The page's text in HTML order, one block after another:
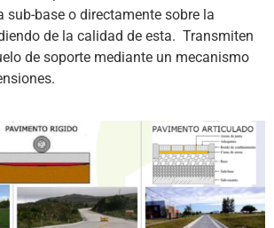
sub-base o directamente sobre la
de la calidad de esta. Transmiten
de soporte mediante un mecanismo